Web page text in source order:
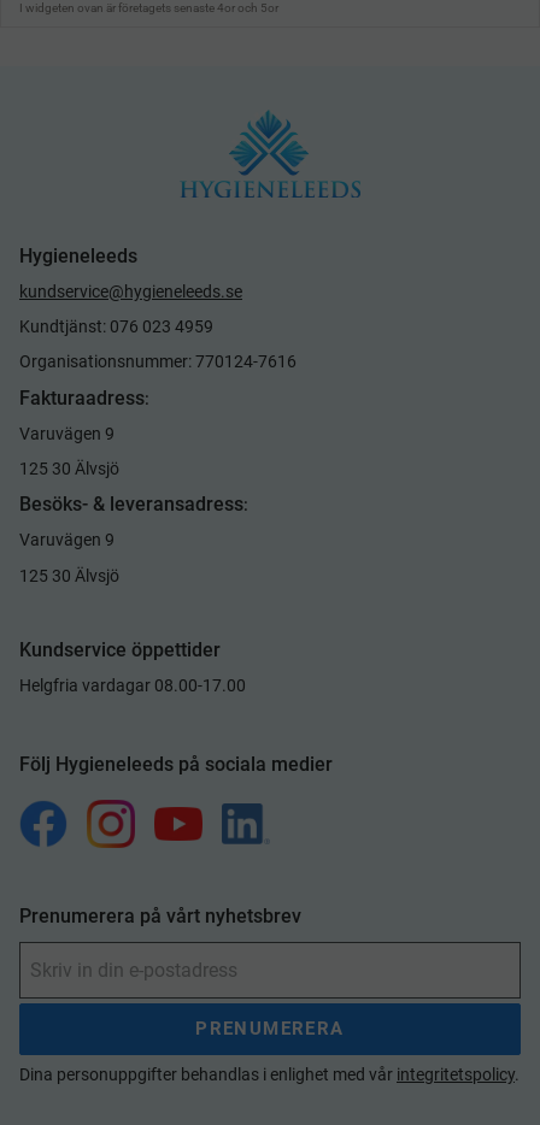
Hygieneleeds
kundservice@hygieneleeds.se
Kundtjänst: 076 023 4959
Organisationsnummer: 770124-7616
Fakturaadress:
Varuvägen 9
125 30 Älvsjö
Besöks- & leveransadress:
Varuvägen 9
125 30 Älvsjö
Kundservice öppettider
Helgfria vardagar 08.00-17.00
Följ Hygieneleeds på sociala medier
Prenumerera på vårt nyhetsbrev
PRENUMERERA
Dina personuppgifter behandlas i enlighet med vår integritetspolicy.